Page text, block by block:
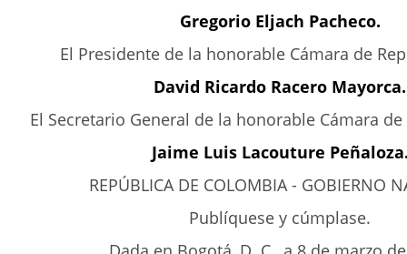
Gregorio Eljach Pacheco.
El Presidente de la honorable Cámara de
David Ricardo Racero Mayorca.
El Secretario General de la honorable Cámara
Jaime Luis Lacouture
REPÚBLICA DE COLOMBIA - GOBIERNO
Publíquese y cúmplase.